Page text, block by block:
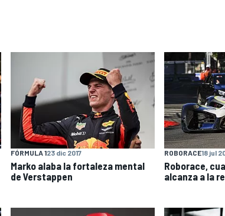
FÓRMULA 123 dic 2017
Marko alaba la fortaleza mental
de Verstappen
ROBORACE18 jul
Roborace,
alcanza a la